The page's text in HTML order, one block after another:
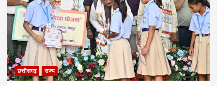
छत्तीसगढ़ राज्य